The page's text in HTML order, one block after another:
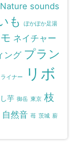
Nature sounds
も ぽかぽか足湯
ネイチャー
ング プラン
ライナー
リボ
芋 御岳 東京 枝
自然音 苺 茨城 薪